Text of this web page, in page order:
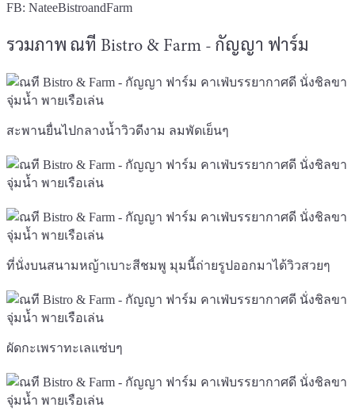
FB: NateeBistroandFarm
รวมภาพ ณที Bistro & Farm - กัญญา ฟาร์ม
สะพานยื่นไปกลางน้ำวิวดีงาม ลมพัดเย็นๆ
ที่นั่งบนสนามหญ้าเบาะสีชมพู มุมนี้ถ่ายรูปออกมาได้วิวสวยๆ
ผัดกะเพราทะเลแซ่บๆ